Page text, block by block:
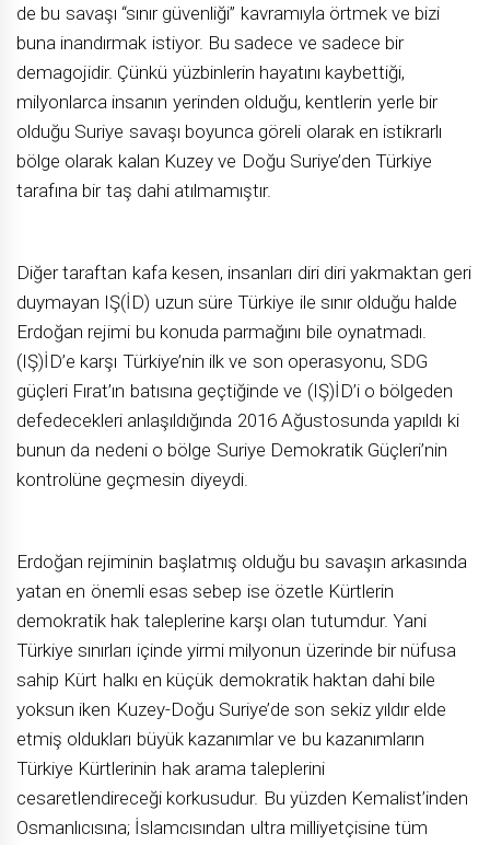
de bu savaşı “sınır güvenliği” kavramıyla örtmek ve bizi
buna inandırmak istiyor. Bu sadece ve sadece bir
demagojidir. Çünkü yüzbinlerin hayatını kaybettiği,
milyonlarca insanın yerinden olduğu, kentlerin yerle bir
olduğu Suriye savaşı boyunca göreli olarak en istikrarlı
bölge olarak kalan Kuzey ve Doğu Suriye’den Türkiye
tarafına bir taş dahi atılmamıştır.
Diğer taraftan kafa kesen, insanları diri diri yakmaktan geri
duymayan IŞ(İD) uzun süre Türkiye ile sınır olduğu halde
Erdoğan rejimi bu konuda parmağını bile oynatmadı.
(IŞ)İD’e karşı Türkiye’nin ilk ve son operasyonu, SDG
güçleri Fırat’ın batısına geçtiğinde ve (IŞ)İD’i o bölgeden
defedecekleri anlaşıldığında 2016 Ağustosunda yapıldı ki
bunun da nedeni o bölge Suriye Demokratik Güçleri’nin
kontrolüne geçmesin diyeydi.
Erdoğan rejiminin başlatmış olduğu bu savaşın arkasında
yatan en önemli esas sebep ise özetle Kürtlerin
demokratik hak taleplerine karşı olan tutumdur. Yani
Türkiye sınırları içinde yirmi milyonun üzerinde bir nüfusa
sahip Kürt halkı en küçük demokratik haktan dahi bile
yoksun iken Kuzey-Doğu Suriye’de son sekiz yıldır elde
etmiş oldukları büyük kazanımlar ve bu kazanımların
Türkiye Kürtlerinin hak arama taleplerini
cesaretlendireceği korkusudur. Bu yüzden Kemalist’inden
Osmanlıcısına; İslamcısından ultra milliyetçisine tüm